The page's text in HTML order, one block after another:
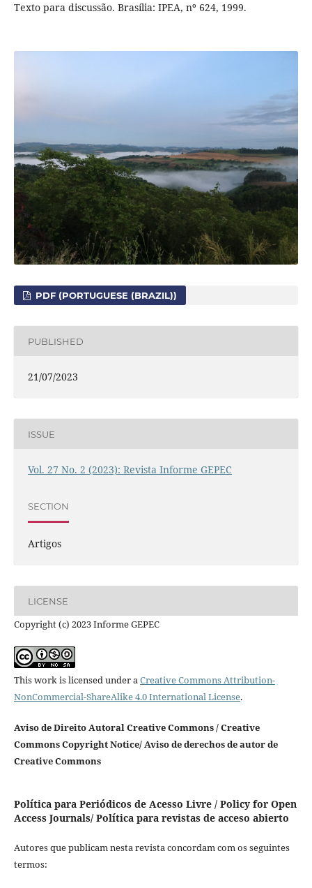
Texto para discussão. Brasília: IPEA, nº 624, 1999.
PDF (PORTUGUESE (BRAZIL))
PUBLISHED
21/07/2023
ISSUE
Vol. 27 No. 2 (2023): Revista Informe GEPEC
SECTION
Artigos
LICENSE
Copyright (c) 2023 Informe GEPEC
This work is licensed under aCreative Commons Attribution-
NonCommercial-ShareAlike 4.0 International License.
Aviso de Direito Autoral Creative Commons / Creative
Commons Copyright Notice/ Aviso de derechos de autor de
Creative Commons
Política para Periódicos de Acesso Livre / Policy for Open
Access Journals/ Política para revistas de acceso abierto
Autores que publicam nesta revista concordam com os seguintes
termos: